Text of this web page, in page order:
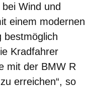
Wind und
einem modernen
bestmöglich
Kradfahrer
mit der BMW R
erreichen“, so